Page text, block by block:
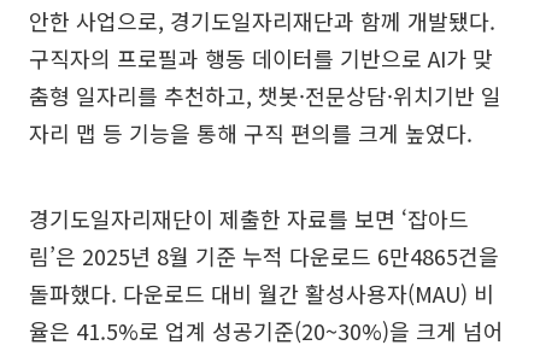
안한 사업으로, 경기도일자리재단과 함께 개발됐다.
구직자의 프로필과 행동 데이터를 기반으로 AI가 맞
춤형 일자리를 추천하고, 챗봇·전문상담·위치기반 일
자리 맵 등 기능을 통해 구직 편의를 크게 높였다.
경기도일자리재단이 제출한 자료를 보면 ‘잡아드
림’은 2025년 8월 기준 누적 다운로드 6만4865건을
돌파했다. 다운로드 대비 월간 활성사용자(MAU) 비
율은 41.5%로 업계 성공기준(20~30%)을 크게 넘어